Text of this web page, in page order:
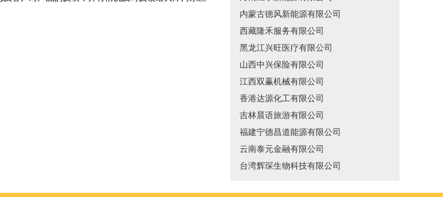
内蒙古德风新能源有限公司
西藏隆禾服务有限公司
黑龙江兴旺医疗有限公司
山西中兴保险有限公司
江西双赢机械有限公司
香港达源化工有限公司
吉林晨语旅游有限公司
福建宁德昌道能源有限公司
云南泰元金融有限公司
台湾辉琛生物科技有限公司